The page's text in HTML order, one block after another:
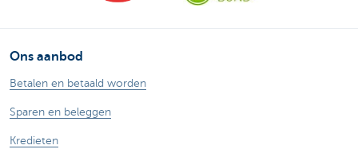
Ons aanbod
Betalen en betaald worden
Sparen en beleggen
Kredieten